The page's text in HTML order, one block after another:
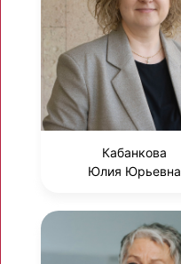
Кабанкова
Юлия Юрьевна